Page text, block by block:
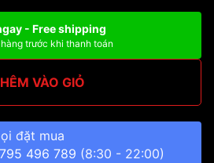
- Free shipping
trước khi thanh toán
VÀO GIỎ
đặt mua
496 789 (8:30 - 22:00)